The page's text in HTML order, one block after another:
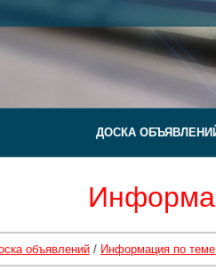
ДОСКА
объявлений / Информация по